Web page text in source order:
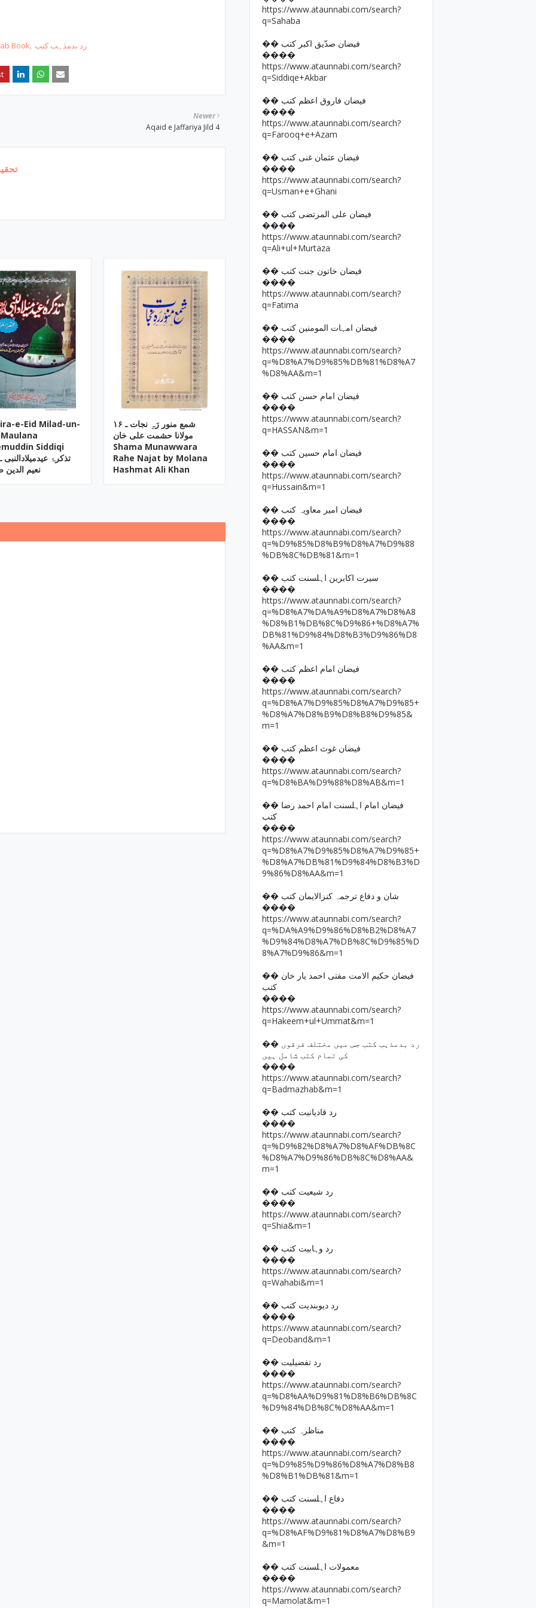
Book رد بدمذہب کتب
Newer
Aqaid e Jaffariya Jild 4
e-Eid Milad-un-
Siddiqi
تذکرۂ عیدمیلادالنبی
نعیم
۱۶ شمع منور رَہِ نجات ـ
مولانا حشمت علی خان
Shama Munawwara
Rahe Najat by Molana
Hashmat Ali Khan
https://www.ataunnabi.com/search?
q=Sahaba
�� فیضان صدّیق اکبر کتب
����
https://www.ataunnabi.com/search?
q=Siddiqe+Akbar
�� فیضان فاروق اعظم کتب
����
https://www.ataunnabi.com/search?
q=Farooq+e+Azam
�� فیضان عثمان غنی کتب
����
https://www.ataunnabi.com/search?
q=Usman+e+Ghani
�� فیضان علی المرتضی کتب
����
https://www.ataunnabi.com/search?
q=Ali+ul+Murtaza
�� فیضان خاتون جنت کتب
����
https://www.ataunnabi.com/search?
q=Fatima
�� فیضان امہات المومنین کتب
����
https://www.ataunnabi.com/search?
q=%D8%A7%D9%85%DB%81%D8%A7
%D8%AA&m=1
�� فیضان امام حسن کتب
����
https://www.ataunnabi.com/search?
q=HASSAN&m=1
�� فیضان امام حسین کتب
����
https://www.ataunnabi.com/search?
q=Hussain&m=1
�� فیضان امیر معاویہ کتب
����
https://www.ataunnabi.com/search?
q=%D9%85%D8%B9%D8%A7%D9%88
%DB%8C%DB%81&m=1
�� سیرت اکابرین اہلسنت کتب
����
https://www.ataunnabi.com/search?
q=%D8%A7%DA%A9%D8%A7%D8%A8
%D8%B1%DB%8C%D9%86+%D8%A7%
DB%81%D9%84%D8%B3%D9%86%D8
%AA&m=1
�� فیضان امام اعظم کتب
����
https://www.ataunnabi.com/search?
q=%D8%A7%D9%85%D8%A7%D9%85+
%D8%A7%D8%B9%D8%B8%D9%85&
m=1
�� فیضان غوث اعظم کتب
����
https://www.ataunnabi.com/search?
q=%D8%BA%D9%88%D8%AB&m=1
�� فیضان امام اہلسنت امام احمد رضا
کتب
����
https://www.ataunnabi.com/search?
q=%D8%A7%D9%85%D8%A7%D9%85+
%D8%A7%DB%81%D9%84%D8%B3%D
9%86%D8%AA&m=1
�� شان و دفاع ترجمہ کنزالایمان کتب
����
https://www.ataunnabi.com/search?
q=%DA%A9%D9%86%D8%B2%D8%A7
%D9%84%D8%A7%DB%8C%D9%85%D
8%A7%D9%86&m=1
�� فیضان حکیم الامت مفتی احمد یار خان
کتب
����
https://www.ataunnabi.com/search?
q=Hakeem+ul+Ummat&m=1
�� رد بدمذہب کتب جس میں مختلف فرقوں
کی تمام کتب شامل ہیں
����
https://www.ataunnabi.com/search?
q=Badmazhab&m=1
�� رد قادیانیت کتب
����
https://www.ataunnabi.com/search?
q=%D9%82%D8%A7%D8%AF%DB%8C
%D8%A7%D9%86%DB%8C%D8%AA&
m=1
�� رد شیعیت کتب
����
https://www.ataunnabi.com/search?
q=Shia&m=1
�� رد وہابیت کتب
����
https://www.ataunnabi.com/search?
q=Wahabi&m=1
�� رد دیوبندیت کتب
����
https://www.ataunnabi.com/search?
q=Deoband&m=1
�� رد تفضیلیت
����
https://www.ataunnabi.com/search?
q=%D8%AA%D9%81%D8%B6%DB%8C
%D9%84%DB%8C%D8%AA&m=1
�� مناظرہ کتب
����
https://www.ataunnabi.com/search?
q=%D9%85%D9%86%D8%A7%D8%B8
%D8%B1%DB%81&m=1
�� دفاع اہلسنت کتب
����
https://www.ataunnabi.com/search?
q=%D8%AF%D9%81%D8%A7%D8%B9
&m=1
�� معمولات اہلسنت کتب
����
https://www.ataunnabi.com/search?
q=Mamolat&m=1